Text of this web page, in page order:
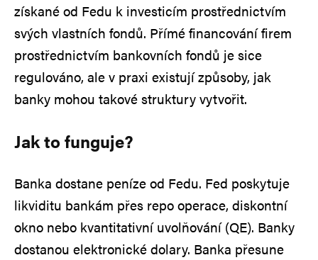
získané od Fedu k investicím prostřednictvím
svých vlastních fondů. Přímé financování firem
prostřednictvím bankovních fondů je sice
regulováno, ale v praxi existují způsoby, jak
banky mohou takové struktury vytvořit.
Jak to funguje?
Banka dostane peníze od Fedu. Fed poskytuje
likviditu bankám přes repo operace, diskontní
okno nebo kvantitativní uvolňování (QE). Banky
dostanou elektronické dolary. Banka přesune